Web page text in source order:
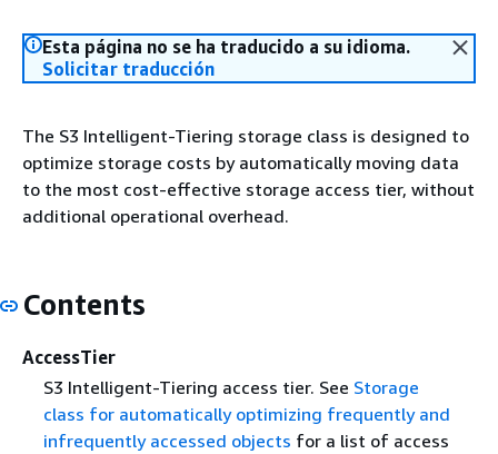
Esta página no se ha traducido a su idioma.
Solicitar traducción
The S3 Intelligent-Tiering storage class is designed to
optimize storage costs by automatically moving data
to the most cost-effective storage access tier, without
additional operational overhead.
Contents
AccessTier
S3 Intelligent-Tiering access tier. See Storage
class for automatically optimizing frequently and
infrequently accessed objects for a list of access